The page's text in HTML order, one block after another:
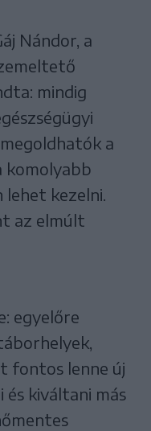
Nándor, a
mindig
a
komolyabb
lehet kezelni.
az elmúlt
egyelőre
fontos lenne új
kiváltani más